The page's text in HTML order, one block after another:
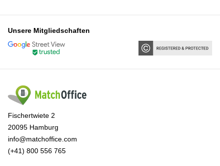
Unsere Mitgliedschaften
Fischertwiete 2
20095 Hamburg
info@matchoffice.com
(+41) 800 556 765